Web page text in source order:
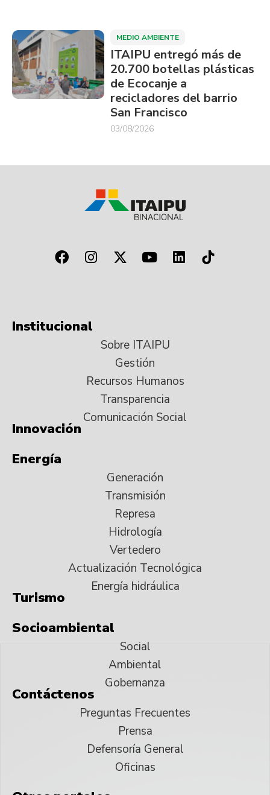
MEDIO AMBIENTE
ITAIPU entregó más de
20.700 botellas plásticas
de Ecocanje a
recicladores del barrio
San Francisco
03/08/2026
Institucional
Sobre ITAIPU
Gestión
Recursos Humanos
Transparencia
Comunicación Social
Innovación
Energía
Generación
Transmisión
Represa
Hidrología
Vertedero
Actualización Tecnológica
Energía hidráulica
Turismo
Socioambiental
Social
Ambiental
Gobernanza
Contáctenos
Preguntas Frecuentes
Prensa
Defensoría General
Oficinas